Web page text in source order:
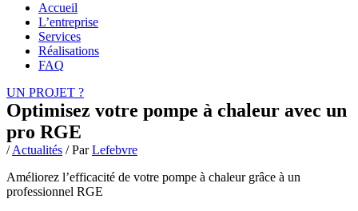
Accueil
L’entreprise
Services
Réalisations
FAQ
UN PROJET ?
Optimisez votre pompe à chaleur avec un
pro RGE
/Actualités / ParLefebvre
Améliorez l’efficacité de votre pompe à chaleur grâce à un
professionnel RGE